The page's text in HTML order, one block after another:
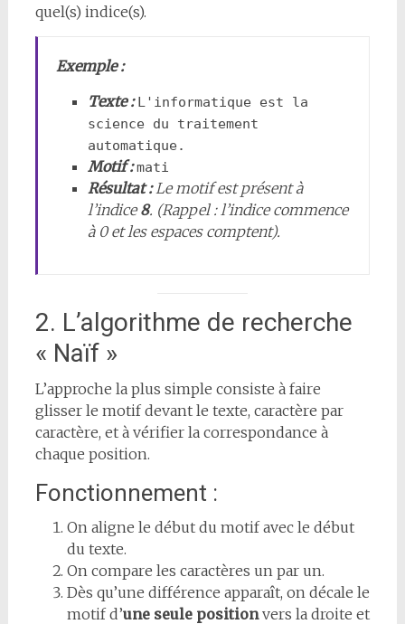
quel(s) indice(s).
Exemple :
Texte : L'informatique est la
science du traitement
automatique.
Motif : mati
Résultat :Le motif est présent à
l’indice8. (Rappel : l’indice commence
à 0 et les espaces comptent).
2. L’algorithme de recherche
« Naïf »
L’approche la plus simple consiste à faire
glisser le motif devant le texte, caractère par
caractère, et à vérifier la correspondance à
chaque position.
Fonctionnement :
On aligne le début du motif avec le début
du texte.
On compare les caractères un par un.
Dès qu’une différence apparaît, on décale le
motif d’une seule positionvers la droite et